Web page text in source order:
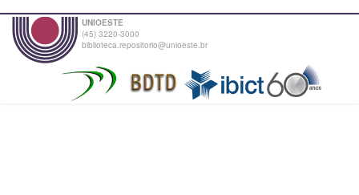
UNIOESTE
(45) 3220-3000
biblioteca.repositorio@unioeste.br